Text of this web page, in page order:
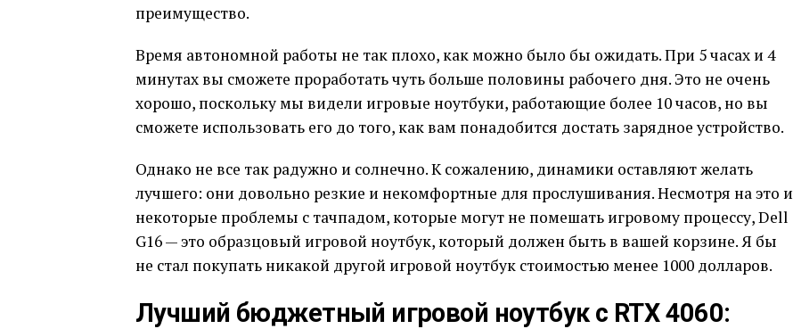
преимущество.
Время автономной работы не так плохо, как можно было бы ожидать. При 5 часах и 4
минутах вы сможете проработать чуть больше половины рабочего дня. Это не очень
хорошо, поскольку мы видели игровые ноутбуки, работающие более 10 часов, но вы
сможете использовать его до того, как вам понадобится достать зарядное устройство.
Однако не все так радужно и солнечно. К сожалению, динамики оставляют желать
лучшего: они довольно резкие и некомфортные для прослушивания. Несмотря на это и
некоторые проблемы с тачпадом, которые могут не помешать игровому процессу, Dell
G16 — это образцовый игровой ноутбук, который должен быть в вашей корзине. Я бы
не стал покупать никакой другой игровой ноутбук стоимостью менее 1000 долларов.
Лучший бюджетный игровой ноутбук с RTX 4060: